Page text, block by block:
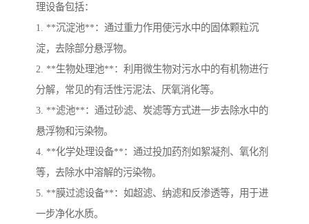
理设备包括：
1. **沉淀池**：通过重力作用使污水中的固体颗粒沉
淀，去除部分悬浮物。
2. **生物处理池**：利用微生物对污水中的有机物进行
分解，常见的有活性污泥法、厌氧消化等。
3. **滤池**：通过砂滤、炭滤等方式进一步去除水中的
悬浮物和污染物。
4. **化学处理设备**：通过投加药剂如絮凝剂、氧化剂
等，去除水中溶解的污染物。
5. **膜过滤设备**：如超滤、纳滤和反渗透等，用于进
一步净化水质。